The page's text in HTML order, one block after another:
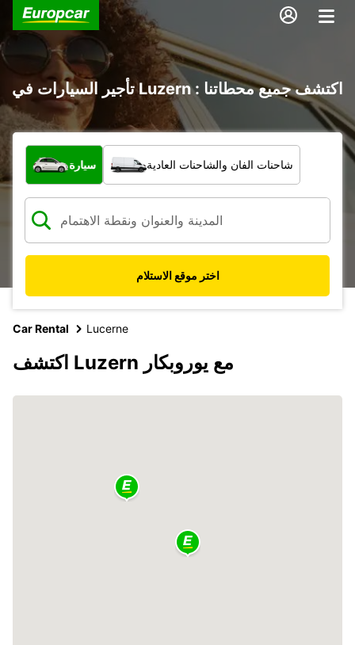
تأجير السيارات في Luzern : اكتشف جميع محطاتنا
ما نوع المركبة؟
سيارة شاحنات الفان والشاحنات العادية
اختر موقع الاستلام
Car Rental Lucerne
اكتشف Luzern مع يوروبكار